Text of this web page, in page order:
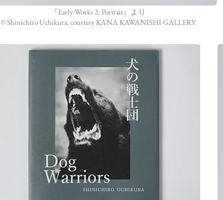
『Early Works 2: Portrait』より
©︎ Shinichiro Uchikura, courtesy KANA KAWANISHI GALLERY